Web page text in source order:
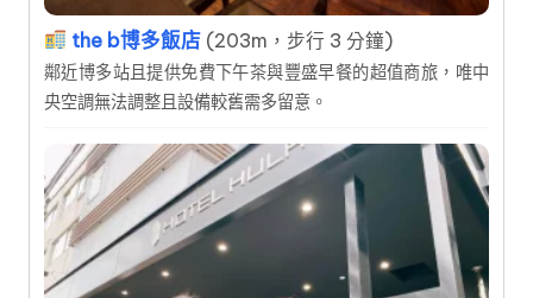
the b博多飯店 (203m，步行 3 分鐘)
鄰近博多站且提供免費下午茶與豐盛早餐的超值商旅，唯中
央空調無法調整且設備較舊需多留意。